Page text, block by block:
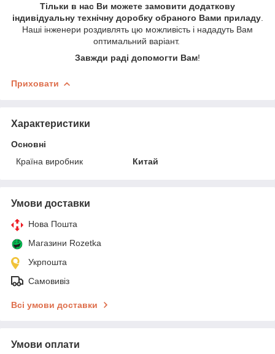
Тільки в нас Ви можете замовити додаткову
індивідуальну технічну доробку обраного Вами приладу.
Наші інженери роздивлять цю можливість і нададуть Вам
оптимальний варіант.
Завжди раді допомогти Вам!
Приховати
Характеристики
Основні
Країна виробник
Китай
Умови доставки
Нова Пошта
Магазини Rozetka
Укрпошта
Самовивіз
Всі умови доставки
Умови оплати